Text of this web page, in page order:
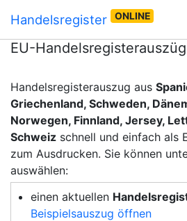
Handelsregister ONLINE
EU-
Handelsregisterauszug aus
Griechenland, Schweden,
Norwegen, Finnland, Jersey,
Schweiz schnell und einfach als
zum Ausdrucken. Sie können
auswählen:
einen aktuellen
Beispielsauszug öffnen